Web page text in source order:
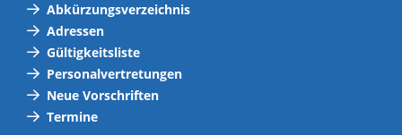
Abkürzungsverzeichnis
Adressen
Gültigkeitsliste
Personalvertretungen
Neue Vorschriften
Termine